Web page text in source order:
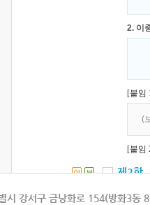
2. 이
[붙임
(
[붙임
연 북 제2항
1. 파
시 강서구 금낭화로 154(방화3동